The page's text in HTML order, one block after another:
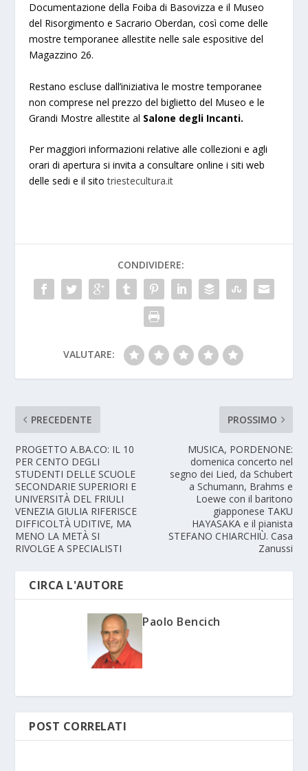
Documentazione della Foiba di Basovizza e il Museo
del Risorgimento e Sacrario Oberdan, così come delle
mostre temporanee allestite nelle sale espositive del
Magazzino 26.
Restano escluse dall’iniziativa le mostre temporanee
non comprese nel prezzo del biglietto del Museo e le
Grandi Mostre allestite al Salone degli Incanti.
Per maggiori informazioni relative alle collezioni e agli
orari di apertura si invita a consultare online i siti web
delle sedi e il sito triestecultura.it
CONDIVIDERE:
VALUTARE:
PRECEDENTE
PROGETTO A.BA.CO: IL 10
PER CENTO DEGLI
STUDENTI DELLE SCUOLE
SECONDARIE SUPERIORI E
UNIVERSITÀ DEL FRIULI
VENEZIA GIULIA RIFERISCE
DIFFICOLTÀ UDITIVE, MA
MENO LA METÀ SI
RIVOLGE A SPECIALISTI
PROSSIMO
MUSICA, PORDENONE:
domenica concerto nel
segno dei Lied, da Schubert
a Schumann, Brahms e
Loewe con il baritono
giapponese TAKU
HAYASAKA e il pianista
STEFANO CHIARCHIÙ. Casa
Zanussi
CIRCA L'AUTORE
Paolo Bencich
POST CORRELATI